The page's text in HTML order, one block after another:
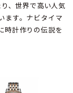
、世界で高い人気
ます。ナビタイマ
時計作りの伝説を